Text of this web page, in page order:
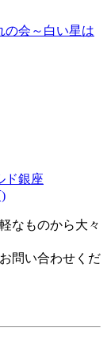
会～白い星は
ド銀座
なものから大々
問い合わせくだ